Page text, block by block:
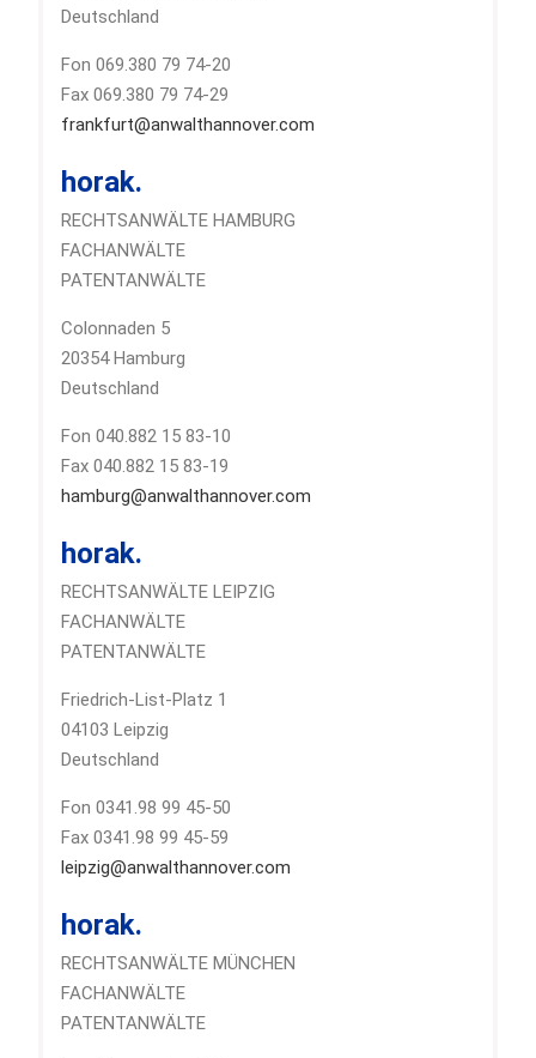
Deutschland
Fon 069.380 79 74-20
Fax 069.380 79 74-29
frankfurt@anwalthannover.com
horak.
RECHTSANWÄLTE HAMBURG
FACHANWÄLTE
PATENTANWÄLTE
Colonnaden 5
20354 Hamburg
Deutschland
Fon 040.882 15 83-10
Fax 040.882 15 83-19
hamburg@anwalthannover.com
horak.
RECHTSANWÄLTE LEIPZIG
FACHANWÄLTE
PATENTANWÄLTE
Friedrich-List-Platz 1
04103 Leipzig
Deutschland
Fon 0341.98 99 45-50
Fax 0341.98 99 45-59
leipzig@anwalthannover.com
horak.
RECHTSANWÄLTE MÜNCHEN
FACHANWÄLTE
PATENTANWÄLTE